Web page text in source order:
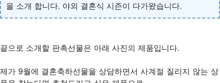
을 소개 합니다. 야외 결혼식 시즌이 다가왔습니다.
끝으로 소개할 판촉선물은 아래 사진의 제품입니다.
제가 9월에 결혼축하선물을 상담하면서 사계절 질리지 않는 상